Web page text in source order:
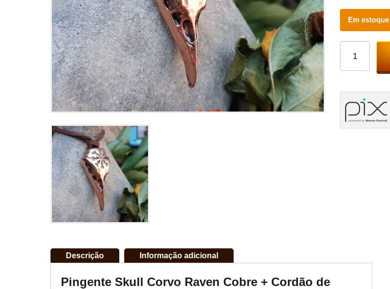
Em estoque
Descrição Informação adicional
Pingente Skull Corvo Raven Cobre + Cordão de